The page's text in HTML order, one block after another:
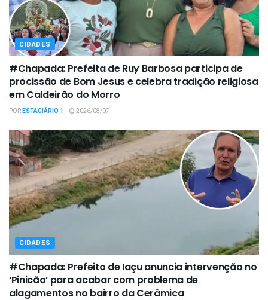
CIDADES
#Chapada: Prefeita de Ruy Barbosa participa de
procissão de Bom Jesus e celebra tradição religiosa
em Caldeirão do Morro
PORESTAGIÁRIO 1 2026/08/07
CIDADES
#Chapada: Prefeito de Iaçu anuncia intervenção no
‘Pinicão’ para acabar com problema de
alagamentos no bairro da Cerâmica